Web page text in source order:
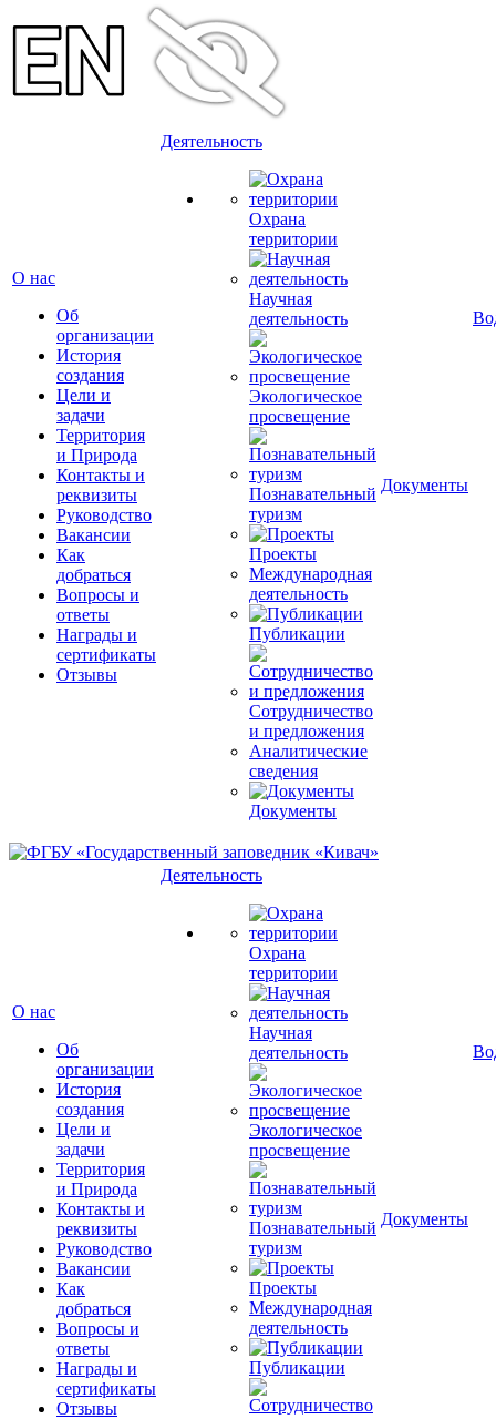
О нас
Об
организации
История
создания
Цели и
задачи
Территория
и Природа
Контакты и
реквизиты
Руководство
Вакансии
Как
добраться
Вопросы и
ответы
Награды и
сертификаты
Отзывы
Деятельность
Охрана
территории
Научная
деятельность
Экологическое
просвещение
Познавательный
туризм
Проекты
Международная
деятельность
Публикации
Сотрудничество
и предложения
Аналитические
сведения
Документы
Документы
О нас
Об
организации
История
создания
Цели и
задачи
Территория
и Природа
Контакты и
реквизиты
Руководство
Вакансии
Как
добраться
Вопросы и
ответы
Награды и
сертификаты
Отзывы
Деятельность
Охрана
территории
Научная
деятельность
Экологическое
просвещение
Познавательный
туризм
Проекты
Международная
деятельность
Публикации
Документы